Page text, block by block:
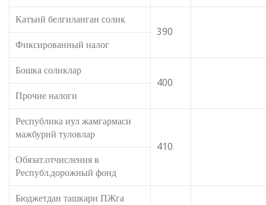
Катъий белгиланган солик
390
Фиксированный налог
Бошка соликлар
400
Прочие налоги
Республика иул жамгармаси
мажбурий туловлар
410
Обязат.отчисления в
Республ.дорожный фонд
Бюджетдан ташкари ПЖга